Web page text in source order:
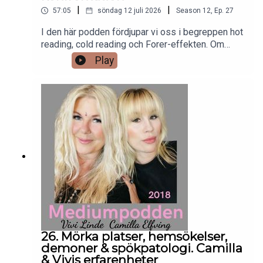
57:05 | söndag 12 juli 2026 | Season 12, Ep. 27
I den här podden fördjupar vi oss i begreppen hot
reading, cold reading och Forer-effekten. Om
värderingar, etik och organiserad skepticism.
Tankar om det tilltagande intresset för
nyandlighet och publika seanser. Om
målgruppsskiften och influerarvärldens intresse
för spiritism. Råsmark delar skeptiska perspektiv.
Camilla talar utifrån spiritualism och att det inte
behöver finnas motsättningar mellan andlig
livsåskådning och ett vetenskapligt
förhållningssätt. Detta och mer!Per Johan
Råsmark är illusionist/mentalist, doktor i
fysikalisk kemi och styrelseledamot i den
skeptiska föreningen Vetenskap och Folkbildning,
VoF. Han har nyligen medverkat som kritiker i
Expressens granskande reportage om den
nyandliga branschen.
Play
26. Mörka platser, hemsökelser,
demoner & spökpatologi. Camilla
& Vivis erfarenheter